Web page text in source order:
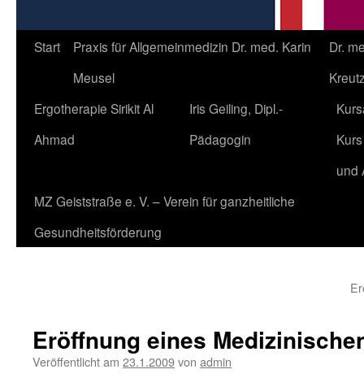
Start
Praxis für Allgemeinmedizin Dr. med. Karin
Meusel
Dr.
Ergotherapie Sirikit Al
Ahmad
Iris Geiling, Dipl.-
Pädagogin
und
MZ Geiststraße e. V. – Verein für ganzheitliche
Gesundheitsförderung
Eröffnung eines
Veröffentlicht am 23.1.2009von admin